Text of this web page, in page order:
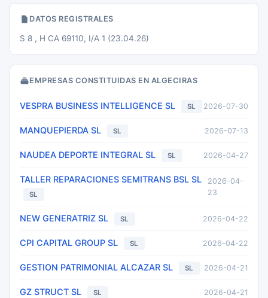
DATOS REGISTRALES
S 8 , H CA 69110, I/A 1 (23.04.26)
EMPRESAS CONSTITUIDAS EN ALGECIRAS
VESPRA BUSINESS INTELLIGENCE SL SL 2026-07-30
MANQUEPIERDA SL SL 2026-07-13
NAUDEA DEPORTE INTEGRAL SL SL 2026-04-27
TALLER REPARACIONES SEMITRANS BSL SL
SL
2026-04-
23
NEW GENERATRIZ SL SL 2026-04-22
CPI CAPITAL GROUP SL SL 2026-04-22
GESTION PATRIMONIAL ALCAZAR SL SL 2026-04-21
GZ STRUCT SL SL 2026-04-21